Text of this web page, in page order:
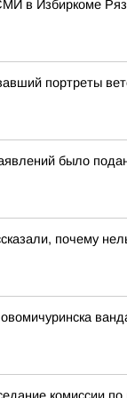
в Избиркоме
портреты
было
почему